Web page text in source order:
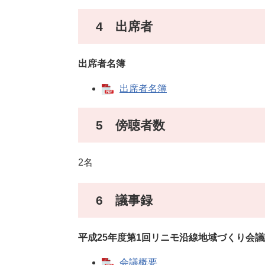
4 出席者
出席者名簿
出席者名簿
5 傍聴者数
2名
6 議事録
平成25年度第1回リニモ沿線地域づくり会
会議概要